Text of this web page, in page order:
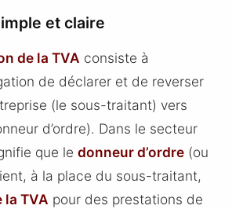
et claire
de la TVA consiste à
de déclarer et de reverser
(le sous-traitant) vers
d’ordre). Dans le secteur
que le donneur d’ordre(ou
à la place du sous-traitant,
la TVA pour des prestations de